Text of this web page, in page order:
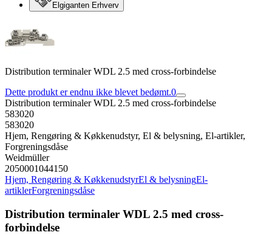
Elgiganten Erhverv
Distribution terminaler WDL 2.5 med cross-forbindelse
Dette produkt er endnu ikke blevet bedømt.0
Distribution terminaler WDL 2.5 med cross-forbindelse
583020
583020
Hjem, Rengøring & Køkkenudstyr, El & belysning, El-artikler,
Forgreningsdåse
Weidmüller
2050001044150
Hjem, Rengøring & KøkkenudstyrEl & belysningEl-
artiklerForgreningsdåse
Distribution terminaler WDL 2.5 med cross-
forbindelse